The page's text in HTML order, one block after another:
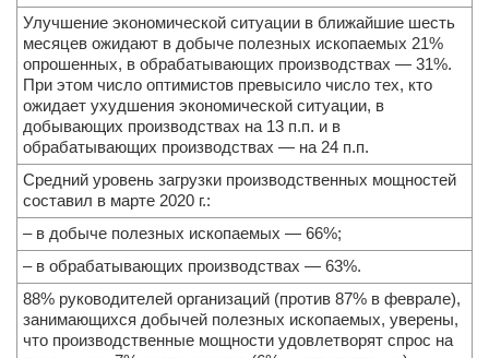
Улучшение экономической ситуации в ближайшие шесть
месяцев ожидают в добыче полезных ископаемых 21%
опрошенных, в обрабатывающих производствах — 31%.
При этом число оптимистов превысило число тех, кто
ожидает ухудшения экономической ситуации, в
добывающих производствах на 13 п.п. и в
обрабатывающих производствах — на 24 п.п.
Средний уровень загрузки производственных мощностей
составил в марте 2020 г.:
– в добыче полезных ископаемых — 66%;
– в обрабатывающих производствах — 63%.
88% руководителей организаций (против 87% в феврале),
занимающихся добычей полезных ископаемых, уверены,
что производственные мощности удовлетворят спрос на